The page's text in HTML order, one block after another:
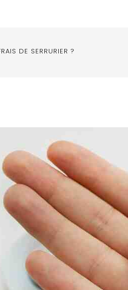
DE SERRURIER ?